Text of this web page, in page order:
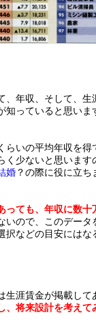
、年収、そして、
知っていると思いま
らいの平均年収を
く少ないと思いま
婚 ？の際に役に立ち
っても、年収に数
いので、このデー
択などの目安にはな
生涯賃金が掲載し
、将来設計を考えて